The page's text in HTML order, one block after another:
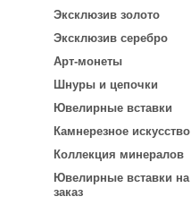
Эксклюзив золото
Эксклюзив серебро
Арт-монеты
Шнуры и цепочки
Ювелирные вставки
Камнерезное искусство
Коллекция минералов
Ювелирные вставки на
заказ